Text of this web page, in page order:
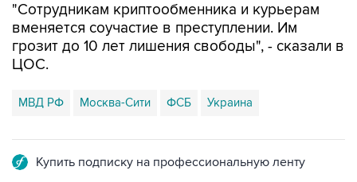
"Сотрудникам криптообменника и курьерам
вменяется соучастие в преступлении. Им
грозит до 10 лет лишения свободы", - сказали в
ЦОС.
МВД РФ Москва-Сити ФСБ Украина
Купить подписку на профессиональную ленту